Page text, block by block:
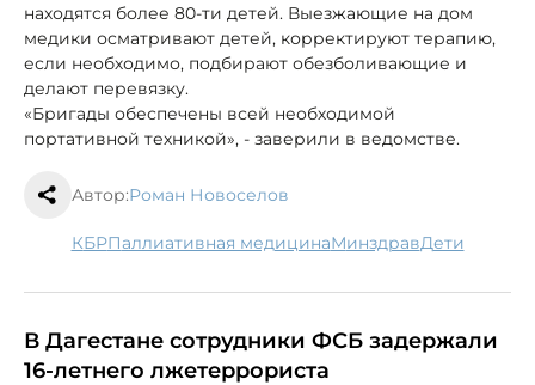
находятся более 80-ти детей. Выезжающие на дом
медики осматривают детей, корректируют терапию,
если необходимо, подбирают обезболивающие и
делают перевязку.
«Бригады обеспечены всей необходимой
портативной техникой», - заверили в ведомстве.
Автор:Роман Новоселов
КБР паллиативная медицина минздрав дети
В Дагестане сотрудники ФСБ задержали
16-летнего лжетеррориста